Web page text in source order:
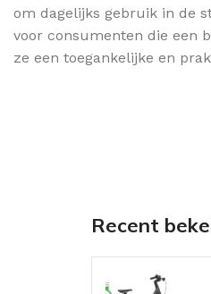
om dagelijks gebruik in de
voor consumenten die een
ze een toegankelijke en
Recent